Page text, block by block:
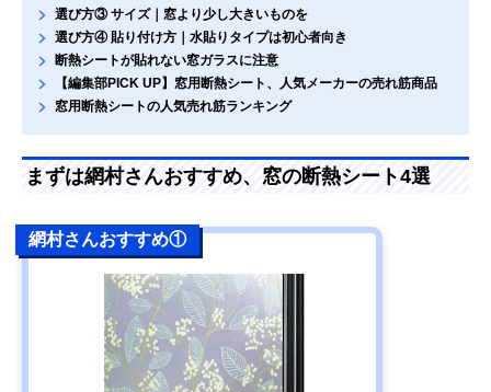
選び方③ サイズ｜窓より少し大きいものを
選び方④ 貼り付け方｜水貼りタイプは初心者向き
断熱シートが貼れない窓ガラスに注意
【編集部PICK UP】窓用断熱シート、人気メーカーの売れ筋商品
窓用断熱シートの人気売れ筋ランキング
まずは網村さんおすすめ、窓の断熱シート4選
網村さんおすすめ①